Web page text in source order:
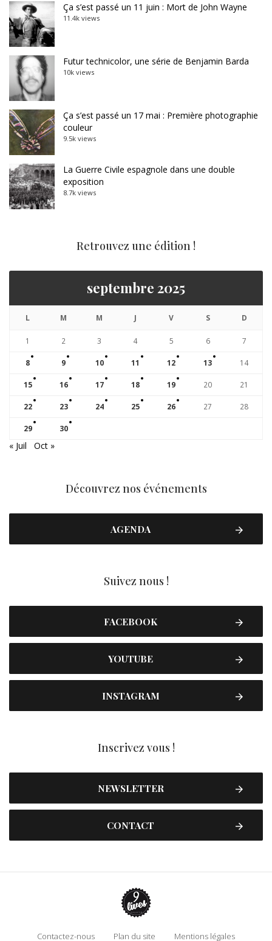
Ça s’est passé un 11 juin : Mort de John Wayne
11.4k views
Futur technicolor, une série de Benjamin Barda
10k views
Ça s’est passé un 17 mai : Première photographie
couleur
9.5k views
La Guerre Civile espagnole dans une double
exposition
8.7k views
Retrouvez une édition !
septembre 2025
L M M J V S D
1 2 3 4 5 6 7
8 9 10 11 12 13 14
15 16 17 18 19 20 21
22 23 24 25 26 27 28
29 30
« Juil Oct »
Découvrez nos événements
AGENDA
Suivez nous !
FACEBOOK
YOUTUBE
INSTAGRAM
Inscrivez vous !
NEWSLETTER
CONTACT
Contactez-nous Plan du site Mentions légales